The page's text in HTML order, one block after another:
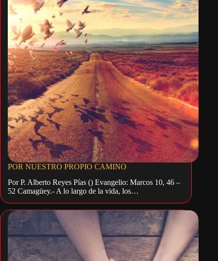
POR NUESTRO PROPIO CAMINO
Por P. Alberto Reyes Pías () Evangelio: Marcos 10, 46 –
52 Camagüey.- A lo largo de la vida, los…